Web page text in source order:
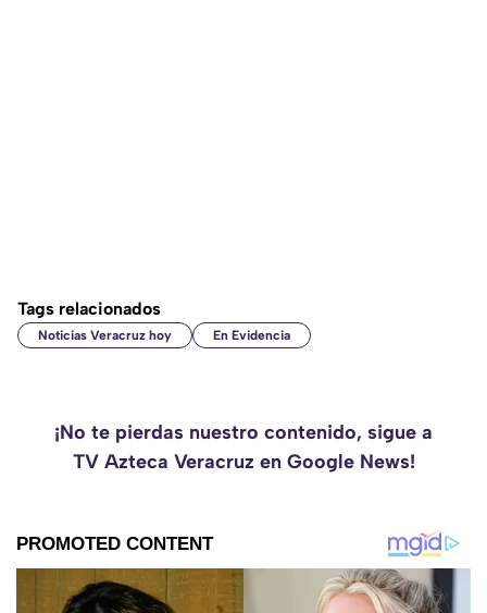
Tags relacionados
Noticias Veracruz hoy En Evidencia
¡No te pierdas nuestro contenido, sigue a
TV Azteca Veracruz en Google News!